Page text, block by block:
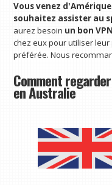
Vous venez
souhaitez assister au
aurez besoin un bon
chez eux pour utiliser
préférée. Nous
Comment
en Australie